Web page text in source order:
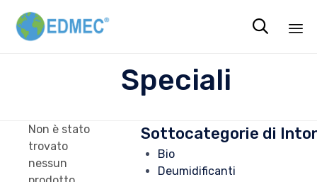

Speciali
Sottocategorie di
Bio
Deumidificanti
Non è stato
trovato
nessun